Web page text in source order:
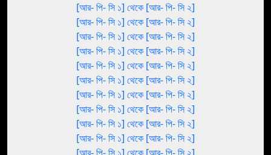
[আর- পি- সি ১] থেকে [আর- পি- সি ২]
[আর- পি- সি ১] থেকে [আর- পি- সি ২]
[আর- পি- সি ১] থেকে [আর- পি- সি ২]
[আর- পি- সি ১] থেকে [আর- পি- সি ২]
[আর- পি- সি ১] থেকে [আর- পি- সি ২]
[আর- পি- সি ১] থেকে [আর- পি- সি ২]
[আর- পি- সি ১] থেকে [আর- পি- সি ২]
[আর- পি- সি ১] থেকে [আর- পি- সি ২]
[আর- পি- সি ১] থেকে [আর- পি- সি ২]
[আর- পি- সি ১] থেকে [আর- পি- সি ২]